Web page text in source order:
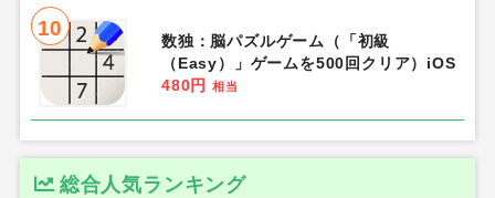
10
数独：脳パズルゲーム（「初級
（Easy）」ゲームを500回クリア）iOS
480円
相当
総合人気ランキング